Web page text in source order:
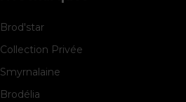
Brod'star
Collection Privée
Smyrnalaine
Brodélia